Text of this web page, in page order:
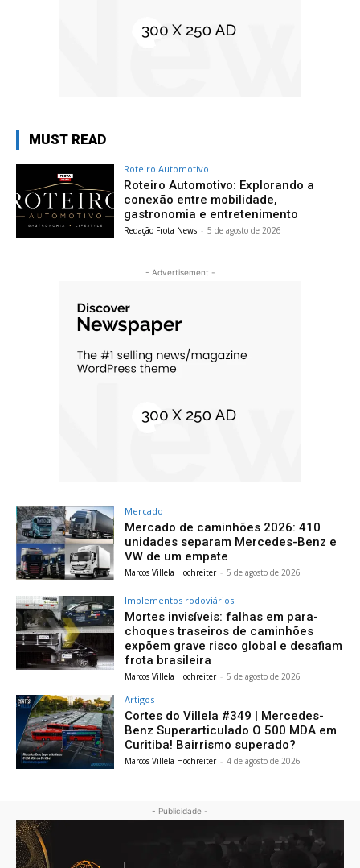
MUST READ
Roteiro Automotivo
Roteiro Automotivo: Explorando a
conexão entre mobilidade,
gastronomia e entretenimento
Redação Frota News - 5 de agosto de 2026
- Advertisement -
Mercado
Mercado de caminhões 2026: 410
unidades separam Mercedes-Benz e
VW de um empate
Marcos Villela Hochreiter - 5 de agosto de 2026
Implementos rodoviários
Mortes invisíveis: falhas em para-
choques traseiros de caminhões
expõem grave risco global e desafiam
frota brasileira
Marcos Villela Hochreiter - 5 de agosto de 2026
Artigos
Cortes do Villela #349 | Mercedes-
Benz Superarticulado O 500 MDA em
Curitiba! Bairrismo superado?
Marcos Villela Hochreiter - 4 de agosto de 2026
- Publicidade -